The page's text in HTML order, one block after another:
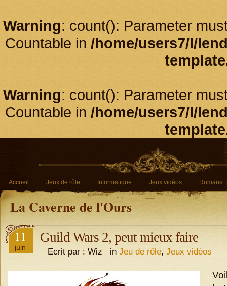
Warning: count(): Parameter
Countable in /home/users7/l/
Warning: count(): Parameter
Countable in /home/users7/l/
Accueil Jeux de rôle Informatique Jeux vidéos Romans
La Caverne de l'Ours
11
juin
Guild Wars 2, peut mieux faire
Ecrit par : Wiz in Jeu de rôle, Jeux vidéos